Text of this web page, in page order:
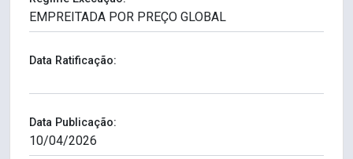
Data Ratificação:
Data Publicação: